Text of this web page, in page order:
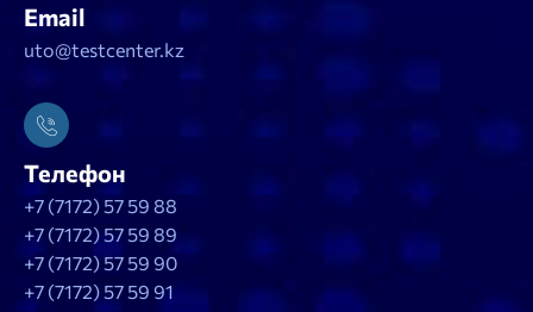
Email
uto@testcenter.kz
Телефон
+7 (7172) 57 59 88
+7 (7172) 57 59 89
+7 (7172) 57 59 90
+7 (7172) 57 59 91